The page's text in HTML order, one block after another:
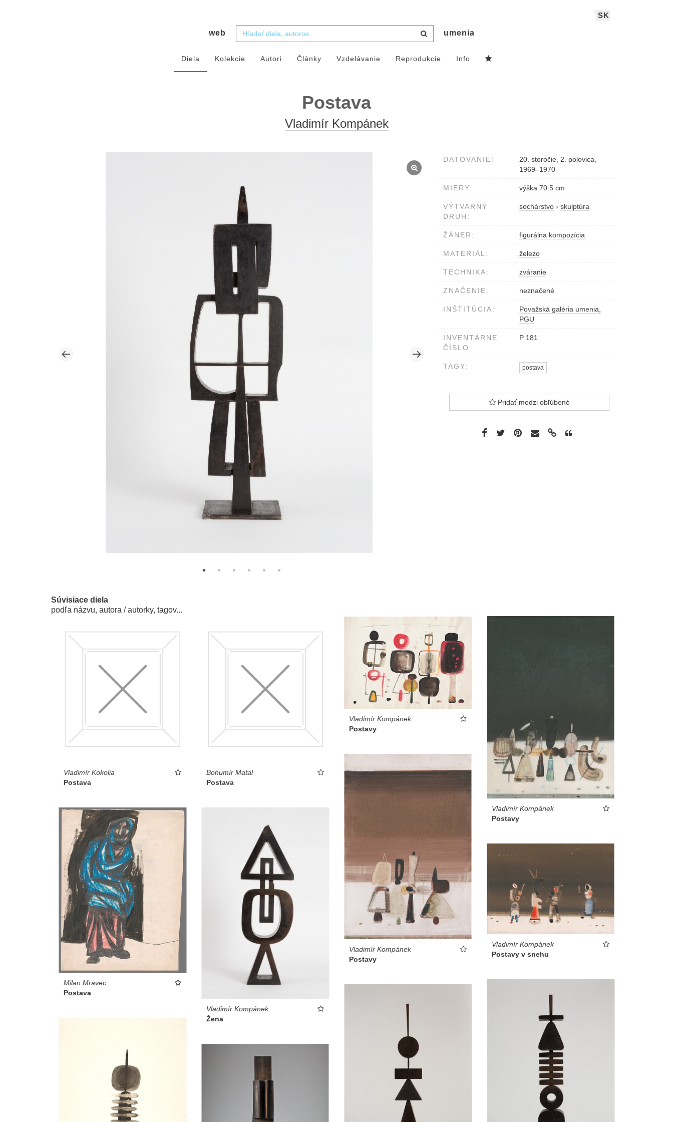
SK
web umenia
Diela Kolekcie Autori Články Vzdelávanie Reprodukcie Info
Postava
Vladimír Kompánek
DATOVANIE:
20. storočie, 2. polovica,
1969–1970
MIERY: výška 70.5 cm
VÝTVARNÝ
DRUH:
sochárstvo › skulptúra
ŽÁNER: figurálna kompozícia
MATERIÁL: železo
TECHNIKA: zváranie
ZNAČENIE: neznačené
INŠTITÚCIA:
Považská galéria umenia,
PGU
INVENTÁRNE
ČÍSLO:
P 181
TAGY: postava
Pridať medzi obľúbené
Súvisiace diela
podľa názvu, autora / autorky, tagov...
Vladimír Kokolia
Postava
Bohumír Matal
Postava
Vladimír Kompánek
Postavy
Vladimír Kompánek
Postavy
Vladimír Kompánek
Postavy
Milan Mravec
Postava
Vladimír Kompánek
Žena
Vladimír Kompánek
Postavy v snehu